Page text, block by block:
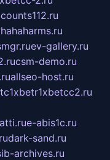
ev-gallery.ru
csm-demo.ru
allseo-host.ru
e-abis1c.ru
dark-sand.ru
archives.ru